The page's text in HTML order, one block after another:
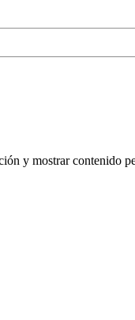
y mostrar contenido